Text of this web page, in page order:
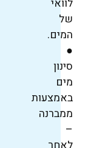
לוואי
של
המים.
●
סינון
מים
באמצעות
ממברנה
–